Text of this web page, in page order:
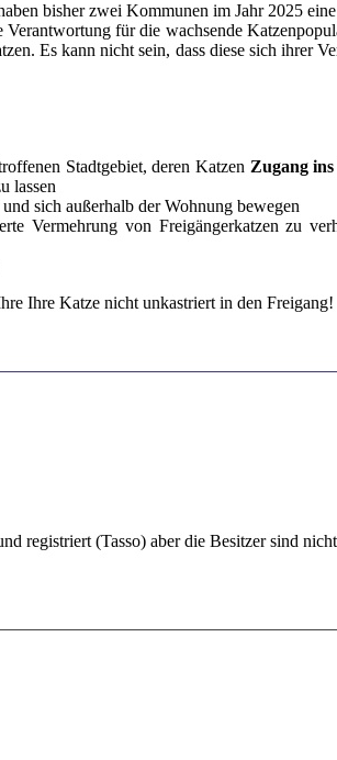
bisher zwei Kommunen im Jahr 2025
für die wachsende
Es kann nicht sein, dass diese sich ihrer
Stadtgebiet, deren Katzen Zugang
lassen
sich außerhalb der Wohnung bewegen
Vermehrung von Freigängerkatzen zu
Ihre Katze nicht unkastriert in den Freigang!
registriert (Tasso) aber die Besitzer sind